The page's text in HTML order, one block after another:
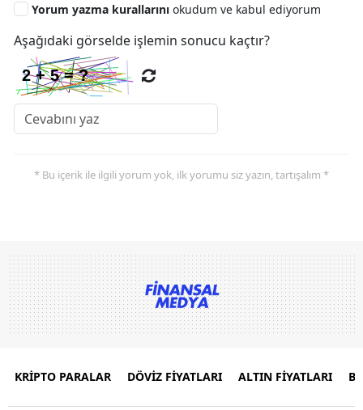
Yorum yazma kurallarını okudum ve kabul ediyorum
Aşağıdaki görselde işlemin sonucu kaçtır?
* Bu içerik ile ilgili yorum yok, ilk yorumu siz yazın, tartışalım *
KRİPTO PARALAR DÖVİZ FİYATLARI ALTIN FİYATLARI